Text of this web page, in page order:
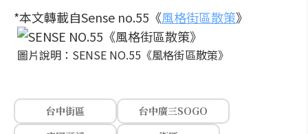
*本文轉載自Sense no.55《風格街區散策》
圖片說明：SENSE NO.55《風格街區散策》
台中街區
台中廣三SOGO